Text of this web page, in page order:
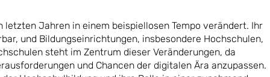
Jahren in einem beispiellosen Tempo verändert. Ihr
und Bildungseinrichtungen, insbesondere Hochschulen,
steht im Zentrum dieser Veränderungen, da
und Chancen der digitalen Ära anzupassen.